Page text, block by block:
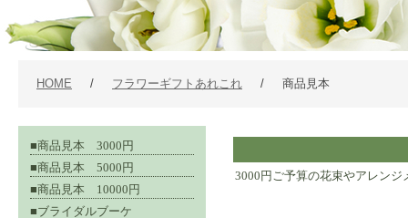
HOME / フラワーギフトあれこれ / 商品見本